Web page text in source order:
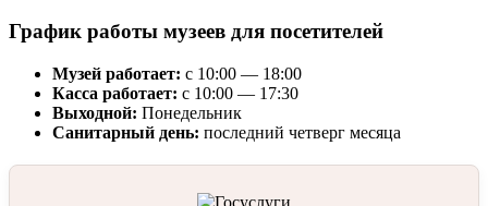
График работы музеев для посетителей
Музей работает: с 10:00 — 18:00
Касса работает: с 10:00 — 17:30
Выходной: Понедельник
Санитарный день: последний четверг месяца